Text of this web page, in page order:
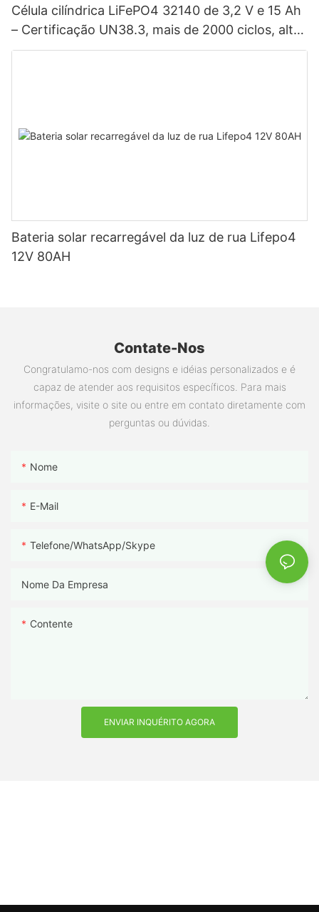
Célula cilíndrica LiFePO4 32140 de 3,2 V e 15 Ah
– Certificação UN38.3, mais de 2000 ciclos, alta
potência para veículos elétricos, sistemas
Bateria solar recarregável da luz de rua Lifepo4
12V 80AH
Contate-Nos
Congratulamo-nos com designs e idéias personalizados e é
capaz de atender aos requisitos específicos. Para mais
informações, visite o site ou entre em contato diretamente com
perguntas ou dúvidas.
Nome
E-Mail
Telefone/WhatsApp/Skype
Nome Da Empresa
Contente
ENVIAR INQUÉRITO AGORA